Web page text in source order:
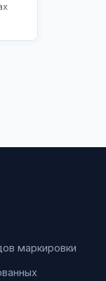
маркировки